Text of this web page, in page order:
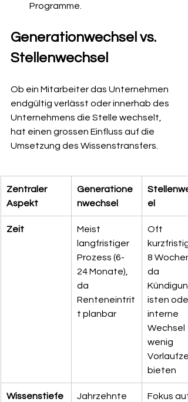
Programme.
Generationwechsel vs.
Stellenwechsel
Ob ein Mitarbeiter das Unternehmen
endgültig verlässt oder innerhab des
Unternehmens die Stelle wechselt,
hat einen grossen Einfluss auf die
Umsetzung des Wissenstransfers.
Zentraler
Aspekt
Generatione
nwechsel
el
Zeit
Meist
langfristiger
Prozess (6-
24 Monate),
da
Renteneintrit
t planbar
Oft
kurzfristig
8
da
isten oder
interne
Wechsel
wenig
bieten
Wissenstiefe
Jahrzehnte
Fokus auf